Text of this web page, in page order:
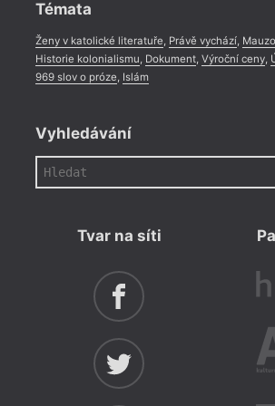
Témata
Ženy v katolické literatuře, Právě vychází,
Historie kolonialismu, Dokument, Výroční ceny,
969 slov o próze, Islám
Vyhledávání
Tvar na síti